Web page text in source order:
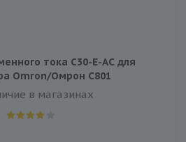
тока C30-E-AC для
Omron/Омрон C801
в магазинах